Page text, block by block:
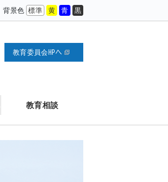
背景色 標準 黄 青 黒
教育委員会HPへ
教育相談